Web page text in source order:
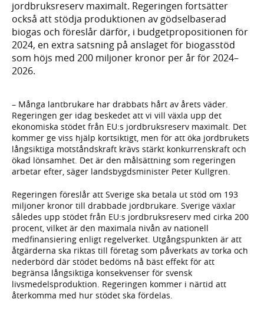
jordbruksreserv maximalt. Regeringen fortsätter
också att stödja produktionen av gödselbaserad
biogas och föreslår därför, i budgetpropositionen för
2024, en extra satsning på anslaget för biogasstöd
som höjs med 200 miljoner kronor per år för 2024–
2026.
– Många lantbrukare har drabbats hårt av årets väder.
Regeringen ger idag beskedet att vi vill växla upp det
ekonomiska stödet från EU:s jordbruksreserv maximalt. Det
kommer ge viss hjälp kortsiktigt, men för att öka jordbrukets
långsiktiga motståndskraft krävs stärkt konkurrenskraft och
ökad lönsamhet. Det är den målsättning som regeringen
arbetar efter, säger landsbygdsminister Peter Kullgren.
Regeringen föreslår att Sverige ska betala ut stöd om 193
miljoner kronor till drabbade jordbrukare. Sverige växlar
således upp stödet från EU:s jordbruksreserv med cirka 200
procent, vilket är den maximala nivån av nationell
medfinansiering enligt regelverket. Utgångspunkten är att
åtgärderna ska riktas till företag som påverkats av torka och
nederbörd där stödet bedöms nå bäst effekt för att
begränsa långsiktiga konsekvenser för svensk
livsmedelsproduktion. Regeringen kommer i närtid att
återkomma med hur stödet ska fördelas.